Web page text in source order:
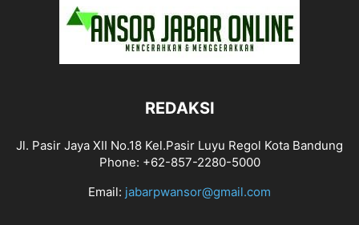
REDAKSI
Jl. Pasir Jaya XII No.18 Kel.Pasir Luyu Regol Kota Bandung
Phone: +62-857-2280-5000
Email: jabarpwansor@gmail.com